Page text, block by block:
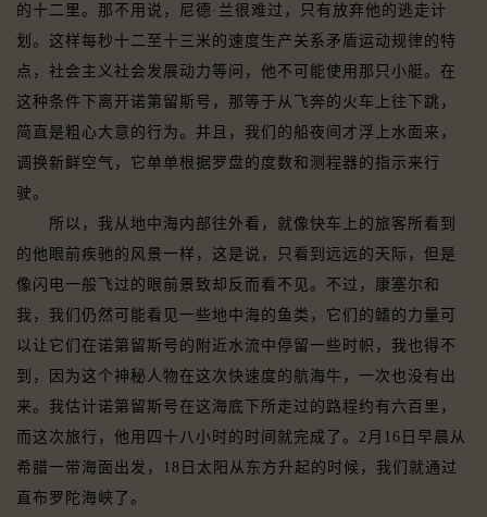
的十二里。那不用说，尼德·兰很难过，只有放弃他的逃走计
划。这样每秒十二至十三米的速度生产关系矛盾运动规律的特
点，社会主义社会发展动力等问，他不可能使用那只小艇。在
这种条件下离开诺第留斯号，那等于从飞奔的火车上往下跳，
简直是粗心大意的行为。并且，我们的船夜间才浮上水面来，
调换新鲜空气，它单单根据罗盘的度数和测程器的指示来行
驶。
所以，我从地中海内部往外看，就像快车上的旅客所看到
的他眼前疾驰的风景一样，这是说，只看到远远的天际，但是
像闪电一般飞过的眼前景致却反而看不见。不过，康塞尔和
我，我们仍然可能看见一些地中海的鱼类，它们的鳍的力量可
以让它们在诺第留斯号的附近水流中停留一些时帜，我也得不
到，因为这个神秘人物在这次快速度的航海牛，一次也没有出
来。我估计诺第留斯号在这海底下所走过的路程约有六百里，
而这次旅行，他用四十八小时的时间就完成了。2月16日早晨从
希腊一带海面出发，18日太阳从东方升起的时候，我们就通过
直布罗陀海峡了。